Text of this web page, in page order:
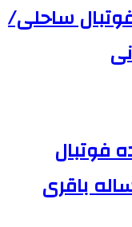
ساحلی/
فوتبال
باقری